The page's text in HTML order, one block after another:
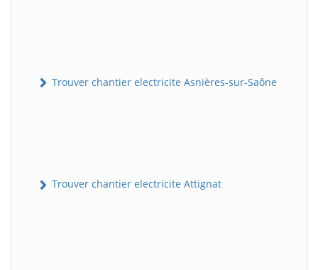
Trouver chantier electricite Asnières-sur-Saône
Trouver chantier electricite Attignat